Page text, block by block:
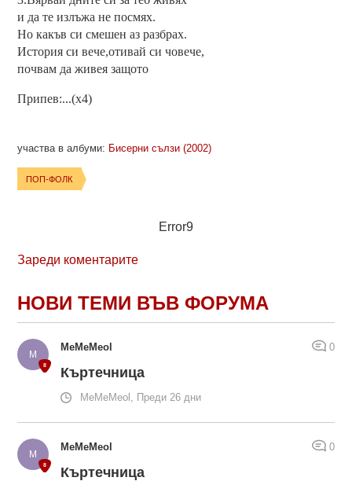
и да те излъжа не посмях.
Но какъв си смешен аз разбрах.
История си вече,отивай си човече,
почвам да живея защото
Припев:...(x4)
участва в албуми: Бисерни сълзи (2002)
ПОП-ФОЛК
Error9
Зареди коментарите
НОВИ ТЕМИ ВЪВ ФОРУМА
MeMeMeol 0
Къртечница
MeMeMeol, Преди 26 дни
MeMeMeol 0
Къртечница